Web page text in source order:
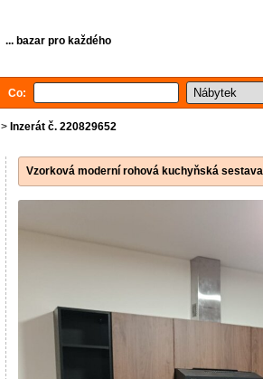
... bazar pro každého
Co:
> Inzerát č. 220829652
Vzorková moderní rohová kuchyňská sestava